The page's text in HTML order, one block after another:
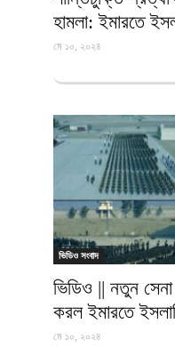
হামলা: ইমারতে
মে ১০, ২০২৪
ভিডিও সংবাদ
ভিডিও || নতুন
করল ইমারতে
মে ১০, ২০২৪